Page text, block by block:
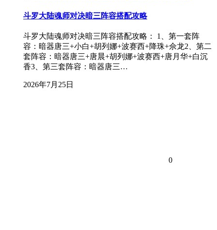
斗罗大陆魂师对决暗三阵容搭配攻略
斗罗大陆魂师对决暗三阵容搭配攻略： 1、第一套阵
容：暗器唐三+小白+胡列娜+波赛西+降珠+佘龙2、第二
套阵容：暗器唐三+唐晨+胡列娜+波赛西+唐月华+白沉
香3、第三套阵容：暗器唐三…
2026年7月25日
0